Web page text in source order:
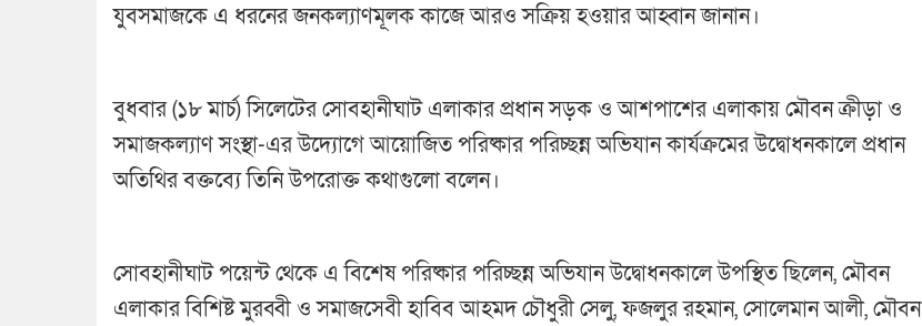
যুবসমাজকে এ ধরনের জনকল্যাণমূলক কাজে আরও সক্রিয় হওয়ার আহ্বান জানান।
বুধবার (১৮ মার্চ) সিলেটের সোবহানীঘাট এলাকার প্রধান সড়ক ও আশপাশের এলাকায় মৌবন ক্রীড়া ও
সমাজকল্যাণ সংস্থা-এর উদ্যোগে আয়োজিত পরিষ্কার পরিচ্ছন্ন অভিযান কার্যক্রমের উদ্বোধনকালে প্রধান
অতিথির বক্তব্যে তিনি উপরোক্ত কথাগুলো বলেন।
সোবহানীঘাট পয়েন্ট থেকে এ বিশেষ পরিষ্কার পরিচ্ছন্ন অভিযান উদ্বোধনকালে উপস্থিত ছিলেন, মৌবন
এলাকার বিশিষ্ট মুরব্বী ও সমাজসেবী হাবিব আহমদ চৌধুরী সেলু, ফজলুর রহমান, সোলেমান আলী, মৌবন